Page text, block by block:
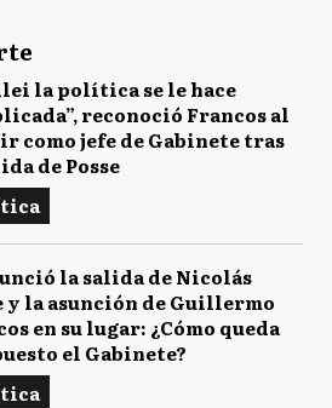
la política se le hace
reconoció Francos al
como jefe de Gabinete tras
de Posse
la salida de Nicolás
y la asunción de Guillermo
en su lugar: ¿Cómo queda
el Gabinete?